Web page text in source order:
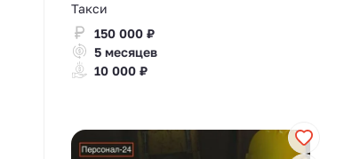
Такси
150 000 ₽
5 месяцев
10 000 ₽